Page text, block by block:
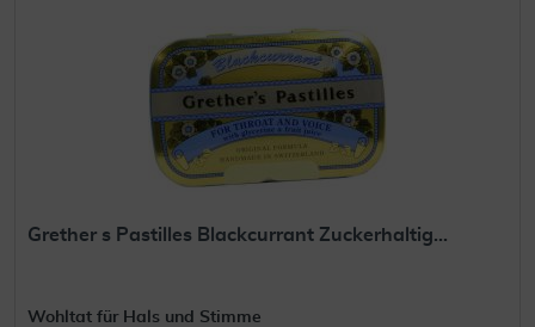
Grether s Pastilles Blackcurrant Zuckerhaltig...
Wohltat für Hals und Stimme